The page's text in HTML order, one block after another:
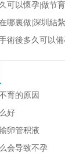
術後多久可以備
育的原因
好
卵管积液
会导致不孕